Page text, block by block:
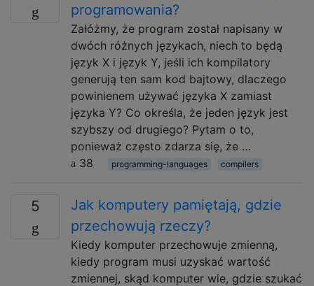
programowania?
Załóżmy, że program został napisany w
dwóch różnych językach, niech to będą
język X i język Y, jeśli ich kompilatory
generują ten sam kod bajtowy, dlaczego
powinienem używać języka X zamiast
języka Y? Co określa, że ​​jeden język jest
szybszy od drugiego? Pytam o to,
ponieważ często zdarza się, że …
38
programming-languages compilers
5
Jak komputery pamiętają, gdzie
przechowują rzeczy?
Kiedy komputer przechowuje zmienną,
kiedy program musi uzyskać wartość
zmiennej, skąd komputer wie, gdzie szukać